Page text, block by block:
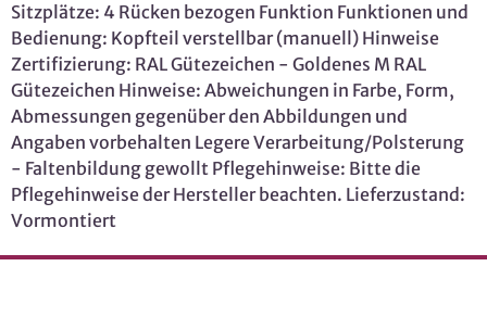
Sitzplätze: 4 Rücken bezogen Funktion Funktionen und
Bedienung: Kopfteil verstellbar (manuell) Hinweise
Zertifizierung: RAL Gütezeichen - Goldenes M RAL
Gütezeichen Hinweise: Abweichungen in Farbe, Form,
Abmessungen gegenüber den Abbildungen und
Angaben vorbehalten Legere Verarbeitung/Polsterung
- Faltenbildung gewollt Pflegehinweise: Bitte die
Pflegehinweise der Hersteller beachten. Lieferzustand:
Vormontiert